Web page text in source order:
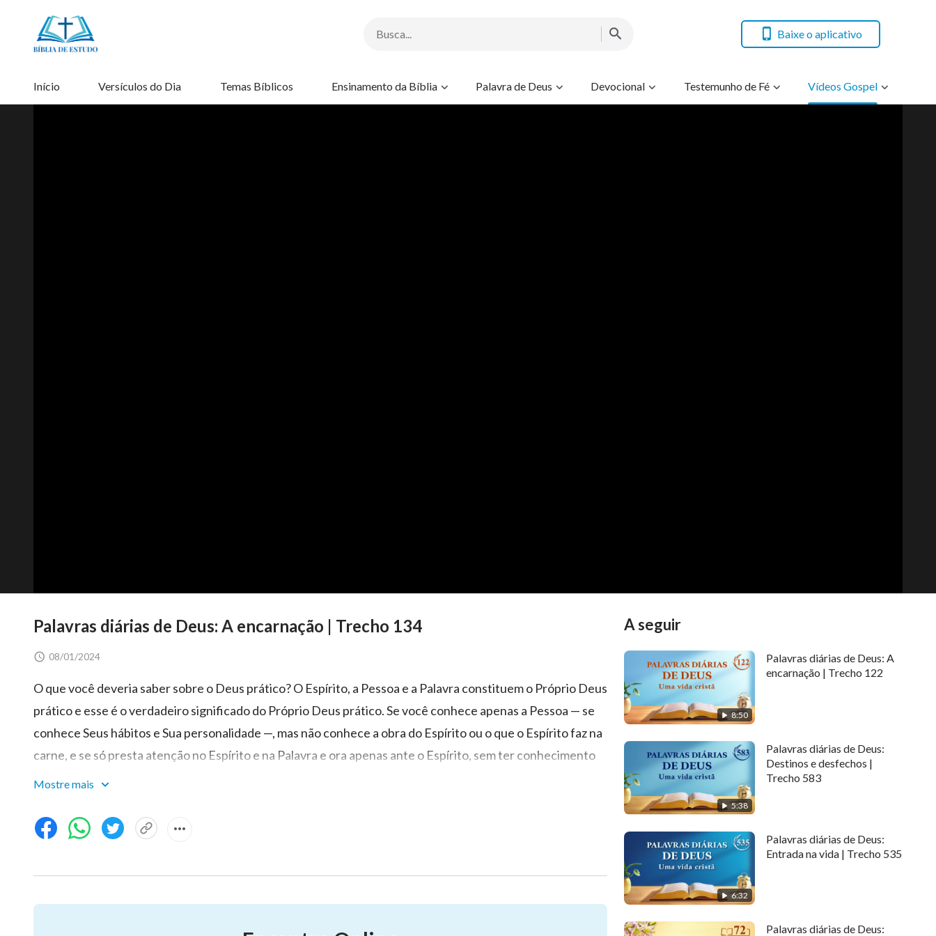
Baixe o aplicativo
Início Versículos do Dia Temas Bíblicos Ensinamento da Bíblia Palavra de Deus Devocional Testemunho de Fé Vídeos Gospel
Palavras diárias de Deus: A encarnação | Trecho 134
08/01/2024
O que você deveria saber sobre o Deus prático? O Espírito, a Pessoa e a Palavra constituem o Próprio Deus
prático e esse é o verdadeiro significado do Próprio Deus prático. Se você conhece apenas a Pessoa — se
conhece Seus hábitos e Sua personalidade —, mas não conhece a obra do Espírito ou o que o Espírito faz na
carne, e se só presta atenção no Espírito e na Palavra e ora apenas ante o Espírito, sem ter conhecimento
da obra do Espírito de Deus no Deus prático, então isso prova que você não conhece o Deus prático. O
princípios da obra do Espírito Santo, e como o Espírito de Deus opera na carne. Portanto, também, inclui
saber que toda ação de Deus na carne é dirigida pelo Espírito e que as palavras que Ele diz são a expressão
quais todo mundo se envolve.
Mostre mais
A seguir
8:50
Palavras diárias de Deus: A
encarnação | Trecho 122
5:38
Palavras diárias de Deus:
Destinos e desfechos |
Trecho 583
6:32
Palavras diárias de Deus:
Entrada na vida | Trecho 535
Palavras diárias de Deus: